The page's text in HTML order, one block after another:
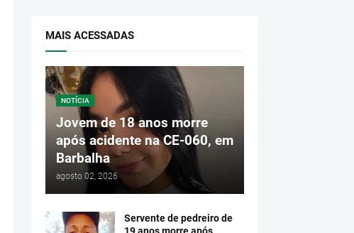
MAIS ACESSADAS
NOTÍCIA
Jovem de 18 anos morre
após acidente na CE-060, em
Barbalha
agosto 02, 2026
Servente de pedreiro de